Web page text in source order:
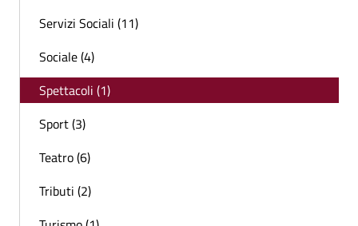
Servizi Sociali (11)
Sociale (4)
Spettacoli (1)
Sport (3)
Teatro (6)
Tributi (2)